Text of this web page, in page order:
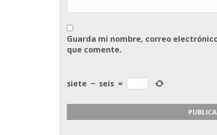
Guarda mi nombre, correo
que comente.
siete − seis =